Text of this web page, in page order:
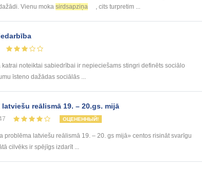
Vienu moka sirdsapziņa , cits turpretim ...
noteiktai sabiedrībai ir nepieciešams stingri definēts sociālo
īsteno dažādas sociālās ...
reālismā 19. – 20.gs. mijā
ОЦЕНЕННЫЙ!
problēma latviešu reālismā 19. – 20. gs mijā» centos risināt svarīgu
cilvēks ir spējīgs izdarīt ...